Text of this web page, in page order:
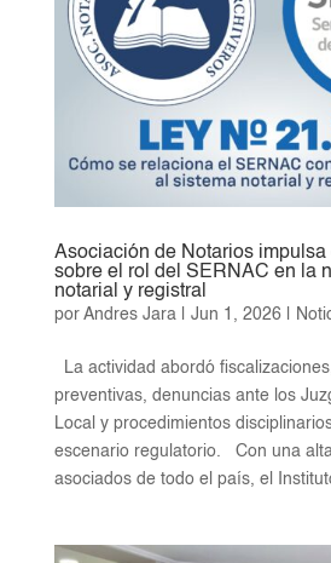
Asociación de Notarios impulsa
sobre el rol del SERNAC en la
notarial y registral
por Andres Jara| Jun 1, 2026|
La actividad abordó
preventivas, denuncias ante los
Local y procedimientos
escenario regulatorio. Con una
asociados de todo el país, el